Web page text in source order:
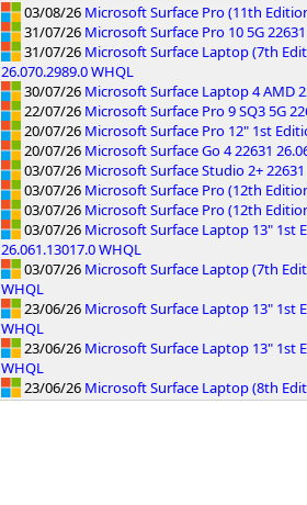
03/08/26 Microsoft Surface Pro (11th
31/07/26 Microsoft Surface Pro 10 5G
31/07/26 Microsoft Surface Laptop (7th
26.070.2989.0 WHQL
30/07/26 Microsoft Surface Laptop 4 AMD
22/07/26 Microsoft Surface Pro 9 SQ3 5G
20/07/26 Microsoft Surface Pro 12" 1st
20/07/26 Microsoft Surface Go 4 22631
03/07/26 Microsoft Surface Studio 2+
03/07/26 Microsoft Surface Pro (12th
03/07/26 Microsoft Surface Pro (12th
03/07/26 Microsoft Surface Laptop 13" 1st
26.061.13017.0 WHQL
03/07/26 Microsoft Surface Laptop (7th
WHQL
23/06/26 Microsoft Surface Laptop 13" 1st
WHQL
23/06/26 Microsoft Surface Laptop 13" 1st
WHQL
23/06/26 Microsoft Surface Laptop (8th